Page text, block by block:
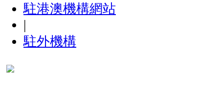
駐港澳機構網站
|
駐外機構